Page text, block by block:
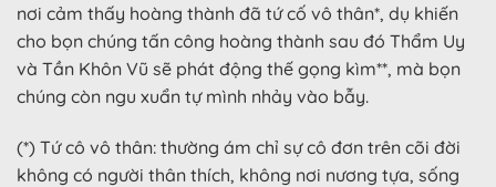
nơi cảm thấy hoàng thành đã tứ cố vô thân*, dụ khiến
cho bọn chúng tấn công hoàng thành sau đó Thẩm Uy
và Tần Khôn Vũ sẽ phát động thế gọng kìm**, mà bọn
chúng còn ngu xuẩn tự mình nhảy vào bẫy.
(*) Tứ cô vô thân: thường ám chỉ sự cô đơn trên cõi đời
không có người thân thích, không nơi nương tựa, sống